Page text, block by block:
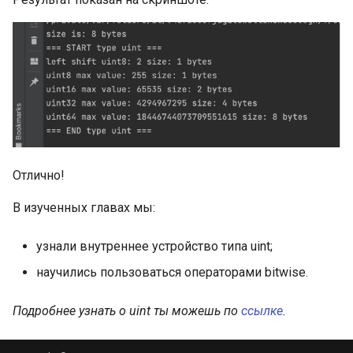
Пакет flag в Go
Пакет flag в Go: работа с
позиционными
аргументами
Пакет flag в Go: FlagSet для
реализации субкоманд
Отлично!
В изученных главах мы:
узнали внутреннее устройство типа uint;
научились пользоваться операторами bitwise.
Подробнее узнать о uint ты можешь по ссылке.